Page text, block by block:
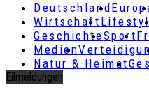
Deutschland
Wirtschaft
GeschichteSport
Medien
Natur & Heimat
Eilmeldungen